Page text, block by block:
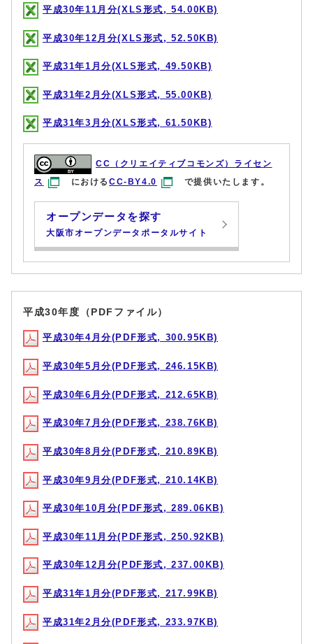
平成30年11月分(XLS形式, 54.00KB)
平成30年12月分(XLS形式, 52.50KB)
平成31年1月分(XLS形式, 49.50KB)
平成31年2月分(XLS形式, 55.00KB)
平成31年3月分(XLS形式, 61.50KB)
CC（クリエイティブコモンズ）ライセン
ス
におけるCC-BY4.0 で提供いたします。
オープンデータを探す
大阪市オープンデータポータルサイト
平成30年度（PDFファイル）
平成30年4月分(PDF形式, 300.95KB)
平成30年5月分(PDF形式, 246.15KB)
平成30年6月分(PDF形式, 212.65KB)
平成30年7月分(PDF形式, 238.76KB)
平成30年8月分(PDF形式, 210.89KB)
平成30年9月分(PDF形式, 210.14KB)
平成30年10月分(PDF形式, 289.06KB)
平成30年11月分(PDF形式, 250.92KB)
平成30年12月分(PDF形式, 237.00KB)
平成31年1月分(PDF形式, 217.99KB)
平成31年2月分(PDF形式, 233.97KB)